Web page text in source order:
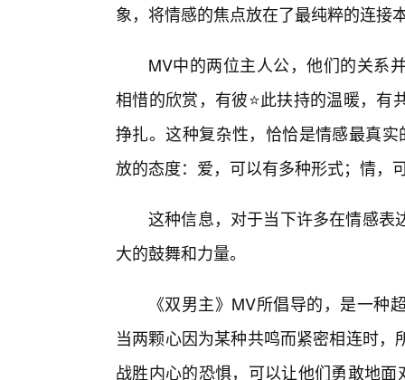
象，将情感的焦点放在了最纯粹的连接
MV中的两位主人公，他们的关系
相惜的欣赏，有彼⭐此扶持的温暖，
挣扎。这种复杂性，恰恰是情感最真
放的态度：爱，可以有多种形式；情，
这种信息，对于当下许多在情感表
大的鼓舞和力量。
《双男主》MV所倡导的，是一种
当两颗心因为某种共鸣而紧密相连时
战胜内心的恐惧，可以让他们勇敢地